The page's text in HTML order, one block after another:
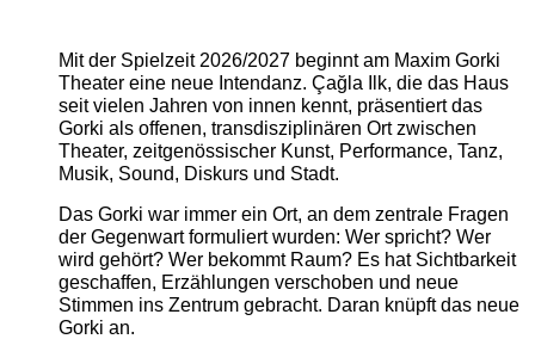
Mit der Spielzeit 2026/2027 beginnt am Maxim Gorki
Theater eine neue Intendanz. Çağla Ilk, die das Haus
seit vielen Jahren von innen kennt, präsentiert das
Gorki als offenen, transdisziplinären Ort zwischen
Theater, zeitgenössischer Kunst, Performance, Tanz,
Musik, Sound, Diskurs und Stadt.
Das Gorki war immer ein Ort, an dem zentrale Fragen
der Gegenwart formuliert wurden: Wer spricht? Wer
wird gehört? Wer bekommt Raum? Es hat Sichtbarkeit
geschaffen, Erzählungen verschoben und neue
Stimmen ins Zentrum gebracht. Daran knüpft das neue
Gorki an.